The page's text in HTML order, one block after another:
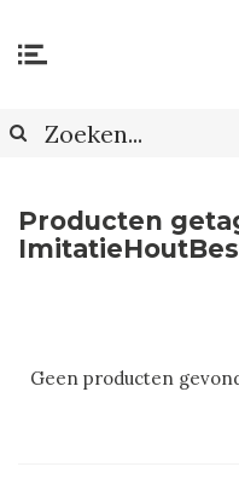
Producten
Geen producten